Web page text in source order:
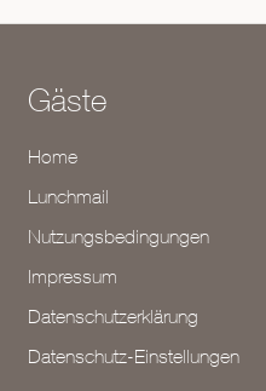
Gäste
Home
Lunchmail
Nutzungsbedingungen
Impressum
Datenschutzerklärung
Datenschutz-Einstellungen